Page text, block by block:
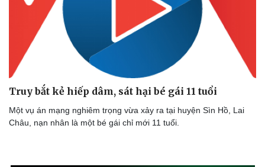
Truy bắt kẻ hiếp dâm, sát hại bé gái 11 tuổi
Một vụ án mạng nghiêm trọng vừa xảy ra tại huyện Sìn Hồ, Lai
Châu, nạn nhân là một bé gái chỉ mới 11 tuổi.